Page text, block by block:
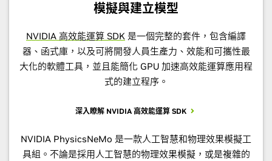
模擬與建立模型
NVIDIA 高效能運算 SDK 是一個完整的套件，包含編譯
器、函式庫，以及可將開發人員生產力、效能和可攜性最
大化的軟體工具，並且能簡化 GPU 加速高效能運算應用程
式的建立程序。
深入瞭解 NVIDIA 高效能運算 SDK
NVIDIA PhysicsNeMo 是一款人工智慧和物理效果模擬工
具組。不論是採用人工智慧的物理效果模擬，或是複雜的